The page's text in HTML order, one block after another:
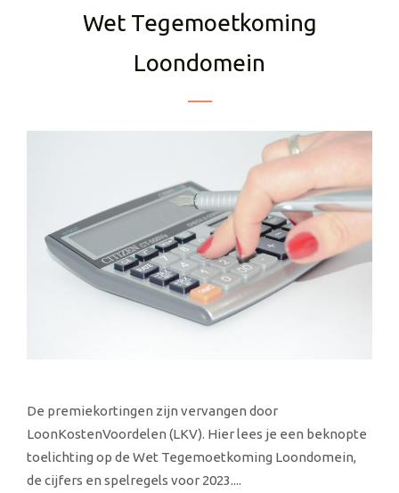
Wet Tegemoetkoming
Loondomein
De premiekortingen zijn vervangen door
LoonKostenVoordelen (LKV). Hier lees je een beknopte
toelichting op de Wet Tegemoetkoming Loondomein,
de cijfers en spelregels voor 2023....